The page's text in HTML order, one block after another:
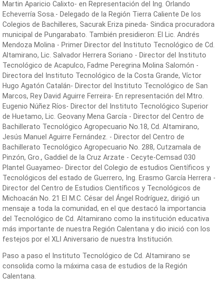
Martin Aparicio Calixto- en Representación del Ing. Orlando
Echeverría Sosa.- Delegado de la Región Tierra Caliente De los
Colegios de Bachilleres, Sacurak Eriza pineda- Sindica procuradora
municipal de Pungarabato. También presidieron: El Lic. Andrés
Mendoza Molina - Primer Director del Instituto Tecnológico de Cd.
Altamirano, Lic. Salvador Herrera Soriano - Director del Instituto
Tecnológico de Acapulco, Fadme Peregrina Molina Salomón -
Directora del Instituto Tecnológico de la Costa Grande, Víctor
Hugo Agatón Catalán- Director del Instituto Tecnológico de San
Marcos, Rey David Aguirre Ferreira- En representación del Mtro.
Eugenio Núñez Ríos- Director del Instituto Tecnológico Superior
de Huetamo, Lic. Geovany Mena García - Director del Centro de
Bachillerato Tecnológico Agropecuario No.18, Cd. Altamirano,
Jesús Manuel Aguirre Fernández. - Director del Centro de
Bachillerato Tecnológico Agropecuario No. 288, Cutzamala de
Pinzón, Gro., Gaddiel de la Cruz Arzate - Cecyte-Cemsad 030
Plantel Guayameo- Director del Colegio de estudios Científicos y
Tecnológicos del estado de Guerrero, Ing. Erasmo García Herrera -
Director del Centro de Estudios Científicos y Tecnológicos de
Michoacán No. 21 El M.C. César del Ángel Rodríguez, dirigió un
mensaje a toda la comunidad, en el que destacó la importancia
del Tecnológico de Cd. Altamirano como la institución educativa
más importante de nuestra Región Calentana y dio inició con los
festejos por el XLI Aniversario de nuestra Institución.
Paso a paso el Instituto Tecnológico de Cd. Altamirano se
consolida como la máxima casa de estudios de la Región
Calentana.